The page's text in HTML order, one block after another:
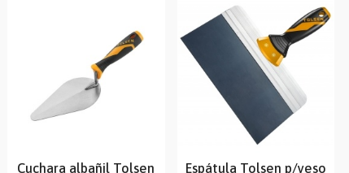
Cuchara albañil Tolsen
Espátula Tolsen p/yeso